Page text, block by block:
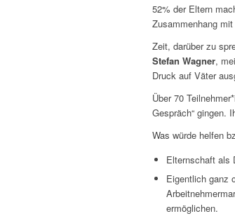
52% der Eltern
Zusammenhang
Zeit, darüber zu
Stefan Wagner,
Druck auf Väter
Über 70
Gespräch“ gingen.
Was würde helfen
Elternschaft als
Eigentlich ganz
ermöglichen.